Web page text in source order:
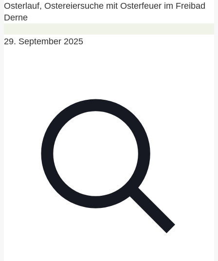
Osterlauf, Ostereiersuche mit Osterfeuer im Freibad
Derne
29. September 2025